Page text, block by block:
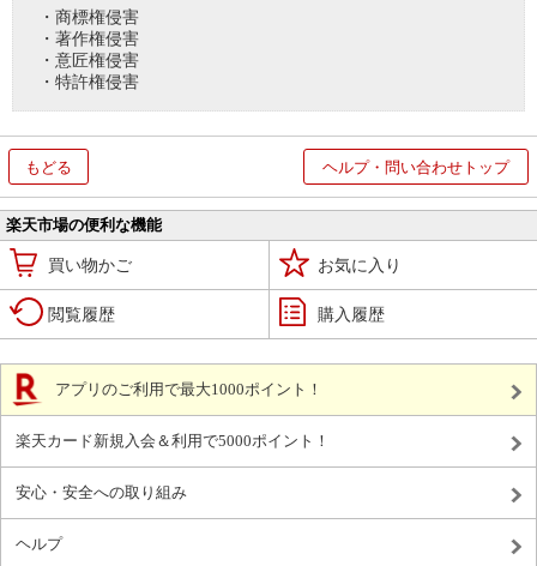
・商標権侵害
・著作権侵害
・意匠権侵害
・特許権侵害
もどる ヘルプ・問い合わせトップ
楽天市場の便利な機能
買い物かご お気に入り
閲覧履歴 購入履歴
アプリのご利用で最大1000ポイント！
楽天カード新規入会＆利用で5000ポイント！
安心・安全への取り組み
ヘルプ